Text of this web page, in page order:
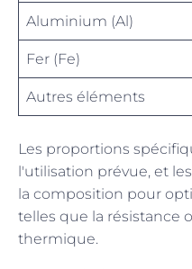
Aluminium (Al)
Fer (Fe)
Autres éléments
Les proportions
l'utilisation prévue, et
la composition pour
telles que la résistance
thermique.